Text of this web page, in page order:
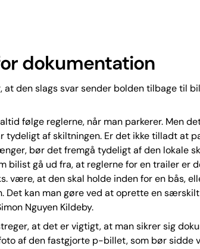
dokumentation
at den slags svar sender bolden tilbage til
følge reglerne, når man parkerer. Men
tydeligt af skiltningen. Er det ikke tilladt at
bør det fremgå tydeligt af den lokale
bilist gå ud fra, at reglerne for en trailer er
være, at den skal holde inden for en bås,
Det kan man gøre ved at oprette en
Nguyen Kildeby.
at det er vigtigt, at man sikrer sig
af den fastgjorte p-billet, som bør sidde